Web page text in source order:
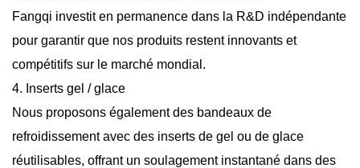
Fangqi investit en permanence dans la R&D indépendante
pour garantir que nos produits restent innovants et
compétitifs sur le marché mondial.
4. Inserts gel / glace
Nous proposons également des bandeaux de
refroidissement avec des inserts de gel ou de glace
réutilisables, offrant un soulagement instantané dans des